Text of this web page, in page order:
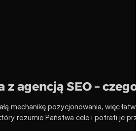
z agencją SEO –
mechanikę pozycjonowania, więc
rozumie Państwa cele i potrafi je